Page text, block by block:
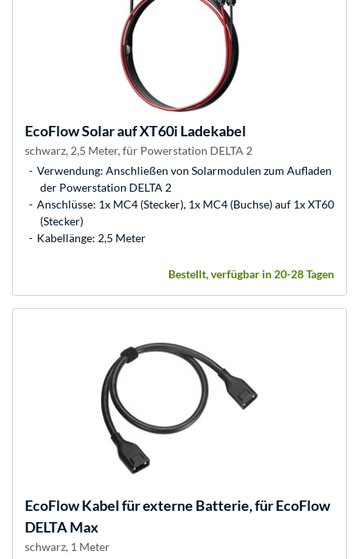
EcoFlowSolar auf XT60i Ladekabel
schwarz, 2,5 Meter, für Powerstation DELTA 2
Verwendung: Anschließen von Solarmodulen zum Aufladen
der Powerstation DELTA 2
Anschlüsse: 1x MC4 (Stecker), 1x MC4 (Buchse) auf 1x XT60
(Stecker)
Kabellänge: 2,5 Meter
Bestellt, verfügbar in 20-28 Tagen
EcoFlowKabel für externe Batterie, für EcoFlow
DELTA Max
schwarz, 1 Meter